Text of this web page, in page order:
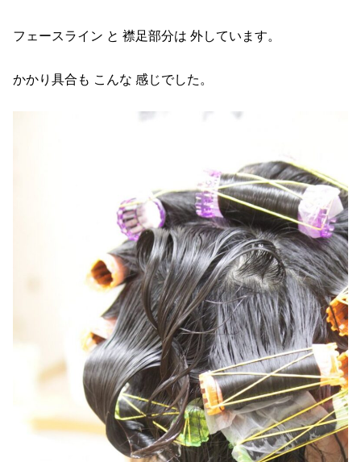
フェースライン と 襟足部分は 外しています。
かかり具合も こんな 感じでした。